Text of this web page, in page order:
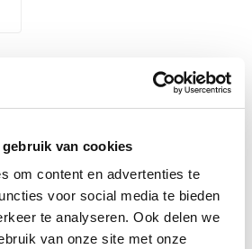
van cookies
om content en advertenties te
voor social media te bieden
te analyseren. Ook delen we
van onze site met onze